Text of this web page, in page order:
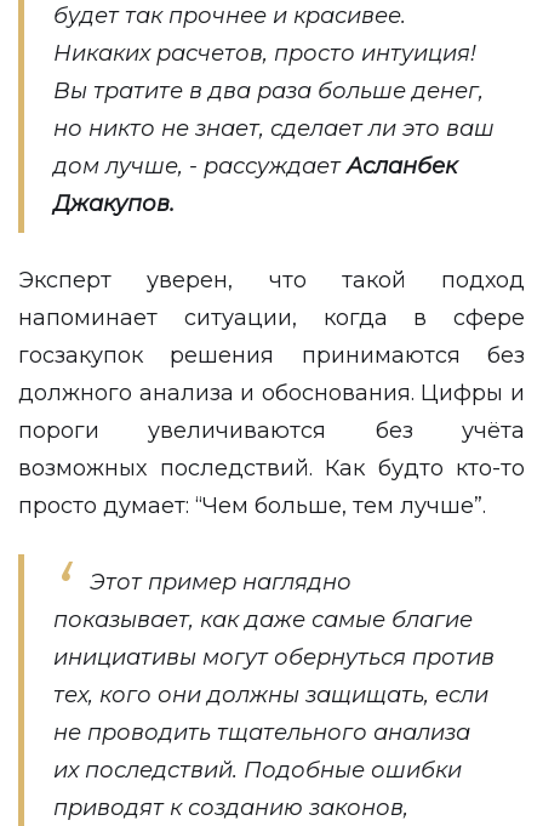
будет так прочнее и красивее.
Никаких расчетов, просто интуиция!
Вы тратите в два раза больше денег,
но никто не знает, сделает ли это ваш
дом лучше, - рассуждаетАсланбек
Джакупов.
Эксперт уверен, что такой подход
напоминает ситуации, когда в сфере
госзакупок решения принимаются без
должного анализа и обоснования. Цифры и
пороги увеличиваются без учёта
возможных последствий. Как будто кто-то
просто думает: “Чем больше, тем лучше”.
Этот пример наглядно
показывает, как даже самые благие
инициативы могут обернуться против
тех, кого они должны защищать, если
не проводить тщательного анализа
их последствий. Подобные ошибки
приводят к созданию законов,